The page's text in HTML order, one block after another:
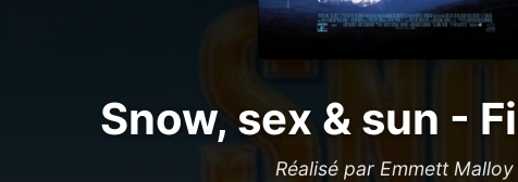
Snow, sex & sun -
Réalisé par Emmett Malloy